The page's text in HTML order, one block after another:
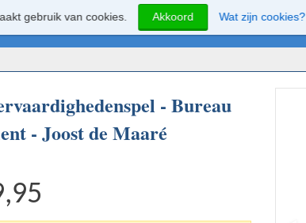
- Bureau
- Joost de Maaré
gebruik van cookies. Akkoord Wat zijn cookies?